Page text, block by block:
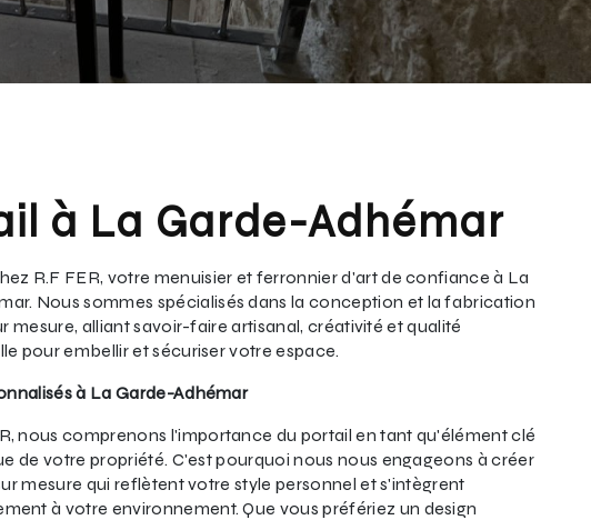
à La Garde-Adhémar
R.F FER, votre menuisier et ferronnier d'art de confiance à La
Nous sommes spécialisés dans la conception et la fabrication
mesure, alliant savoir-faire artisanal, créativité et qualité
pour embellir et sécuriser votre espace.
à La Garde-Adhémar
nous comprenons l'importance du portail en tant qu'élément clé
de votre propriété. C'est pourquoi nous nous engageons à créer
mesure qui reflètent votre style personnel et s'intègrent
à votre environnement. Que vous préfériez un design